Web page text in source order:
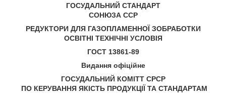
ГОСУДАЛЬНИЙ СТАНДАРТ
СОНЮЗА ССР
РЕДУКТОРИ ДЛЯ ГАЗОПЛАМЕННОЇ ЗОБРАБОТКИ
ОСВІТНІ ТЕХНІЧНІ УСЛОВІЯ
ГОСТ 13861-89
Видання офіційне
ГОСУДАЛЬНИЙ КОМІТТ СРСР
ПО КЕРУВАННЯ ЯКІСТЬ ПРОДУКЦІЇ ТА СТАНДАРТАМ